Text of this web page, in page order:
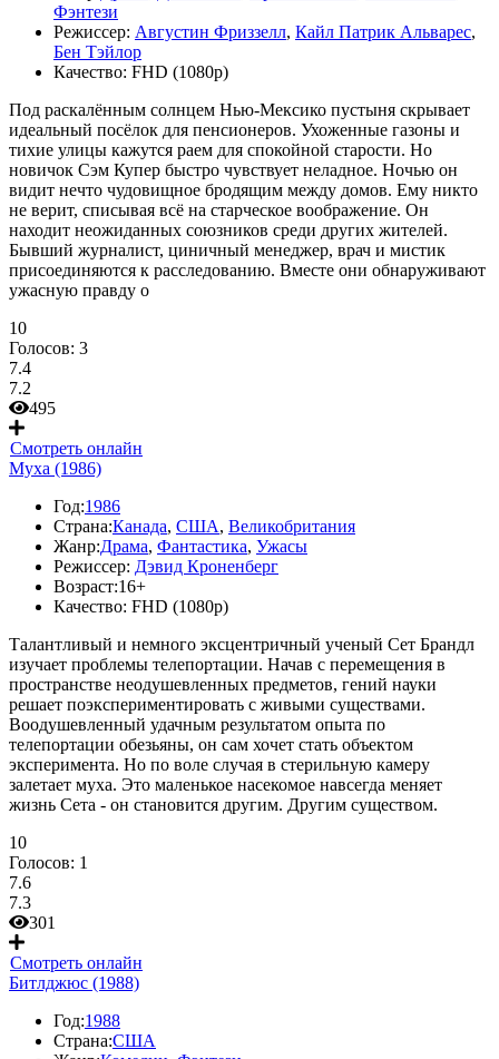
Фэнтези
Режиссер: Августин Фриззелл, Кайл Патрик Альварес,
Бен Тэйлор
Качество: FHD (1080p)
Под раскалённым солнцем Нью-Мексико пустыня скрывает
идеальный посёлок для пенсионеров. Ухоженные газоны и
тихие улицы кажутся раем для спокойной старости. Но
новичок Сэм Купер быстро чувствует неладное. Ночью он
видит нечто чудовищное бродящим между домов. Ему никто
не верит, списывая всё на старческое воображение. Он
находит неожиданных союзников среди других жителей.
Бывший журналист, циничный менеджер, врач и мистик
присоединяются к расследованию. Вместе они обнаруживают
ужасную правду о
10
Голосов: 3
7.4
7.2
495
Смотреть онлайн
Муха (1986)
Год:1986
Страна:Канада, США, Великобритания
Жанр:Драма, Фантастика, Ужасы
Режиссер: Дэвид Кроненберг
Возраст:16+
Качество: FHD (1080p)
Талантливый и немного эксцентричный ученый Сет Брандл
изучает проблемы телепортации. Начав с перемещения в
пространстве неодушевленных предметов, гений науки
решает поэкспериментировать с живыми существами.
Воодушевленный удачным результатом опыта по
телепортации обезьяны, он сам хочет стать объектом
эксперимента. Но по воле случая в стерильную камеру
залетает муха. Это маленькое насекомое навсегда меняет
жизнь Сета - он становится другим. Другим существом.
10
Голосов: 1
7.6
7.3
301
Смотреть онлайн
Битлджюс (1988)
Год:1988
Страна:США